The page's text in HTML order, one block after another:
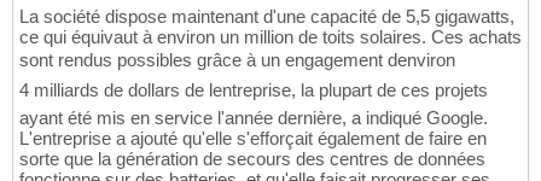
La société dispose maintenant d'une capacité de 5,5 gigawatts,
ce qui équivaut à environ un million de toits solaires. Ces achats
sont rendus possibles grâce à un engagement denviron
4 milliards de dollars de lentreprise, la plupart de ces projets
ayant été mis en service l'année dernière, a indiqué Google.
L'entreprise a ajouté qu'elle s'efforçait également de faire en
sorte que la génération de secours des centres de données